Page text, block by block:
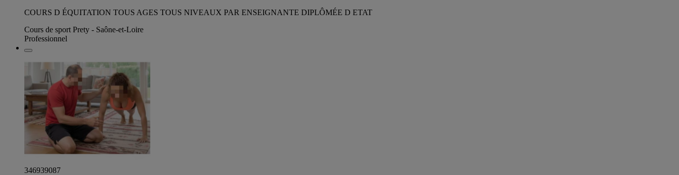
COURS D ÉQUITATION TOUS AGES TOUS NIVEAUX PAR ENSEIGNANTE DIPLÔMÉE D ETAT
Cours de sport Prety - Saône-et-Loire
Professionnel
346939087